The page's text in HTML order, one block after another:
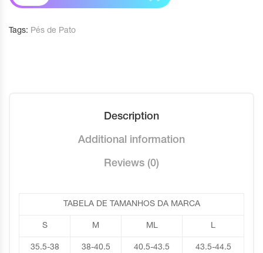
Tags: Pés de Pato
Description
Additional information
Reviews (0)
TABELA DE TAMANHOS DA MARCA
S M ML L
35.5-38 38-40.5 40.5-43.5 43.5-44.5